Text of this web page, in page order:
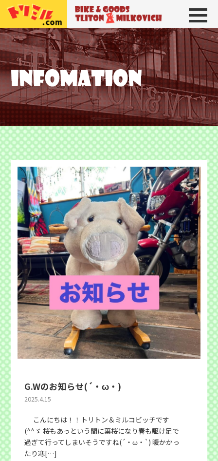
トリトン＆ミルコビッチ BIKE＆
G.Wのお知らせ(´・ω・)
2025.4.15
こんにちは！！トリトン＆ミルコビッチです
(^^ゞ 桜もあっという間に葉桜になり春も駆け足で
過ぎて行ってしまいそうですね(´・ω・`) 暖かかっ
たり寒[…]